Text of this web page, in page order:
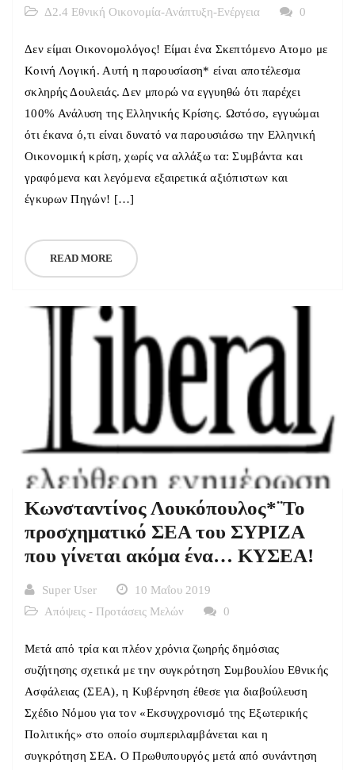
Δ2.4 Εθνική Οικονομία-Ανάπτυξη-Ενέργεια 0
Δεν είμαι Οικονομολόγος! Είμαι ένα Σκεπτόμενο Ατομο με
Κοινή Λογική. Αυτή η παρουσίαση* είναι αποτέλεσμα
σκληρής Δουλειάς. Δεν μπορώ να εγγυηθώ ότι παρέχει
100% Ανάλυση της Ελληνικής Κρίσης. Ωστόσο, εγγυώμαι
ότι έκανα ό,τι είναι δυνατό να παρουσιάσω την Ελληνική
Οικονομική κρίση, χωρίς να αλλάξω τα: Συμβάντα και
γραφόμενα και λεγόμενα εξαιρετικά αξιόπιστων και
έγκυρων Πηγών! […]
READ MORE
Κωνσταντίνος Λουκόπουλος*¨Το
προσχηματικό ΣΕΑ του ΣΥΡΙΖΑ
που γίνεται ακόμα ένα… ΚΥΣΕΑ!
Super User
10 Μαΐου 2019
Απόψεις - Προτάσεις Μελών
0
Μετά από τρία και πλέον χρόνια ζωηρής δημόσιας
συζήτησης σχετικά με την συγκρότηση Συμβουλίου Εθνικής
Ασφάλειας (ΣΕΑ), η Κυβέρνηση έθεσε για διαβούλευση
Σχέδιο Νόμου για τον «Εκσυγχρονισμό της Εξωτερικής
Πολιτικής» στο οποίο συμπεριλαμβάνεται και η
συγκρότηση ΣΕΑ. Ο Πρωθυπουργός μετά από συνάντηση